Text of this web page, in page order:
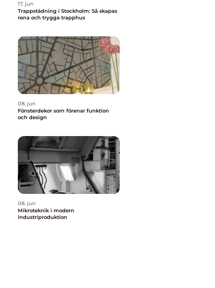
17. jun
Trappstädning i Stockholm: Så skapas
rena och trygga trapphus
08. jun
Fönsterdekor som förenar funktion
och design
08. jun
Mikroteknik i modern
industriproduktion